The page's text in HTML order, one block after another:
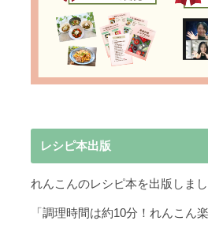
レシピ本出版
れんこんのレシピ本を出版しまし
「調理時間は約10分！れんこん